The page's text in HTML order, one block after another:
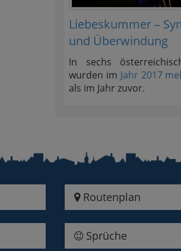
Liebeskummer –
und Überwindung
In sechs
wurden im Jahr 2017
als im Jahr zuvor.
Routenplan
Sprüche